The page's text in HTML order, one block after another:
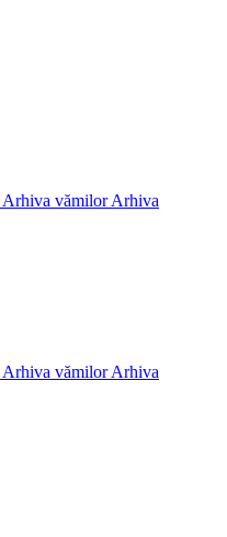
Arhiva vămilorArhiva
Arhiva vămilorArhiva